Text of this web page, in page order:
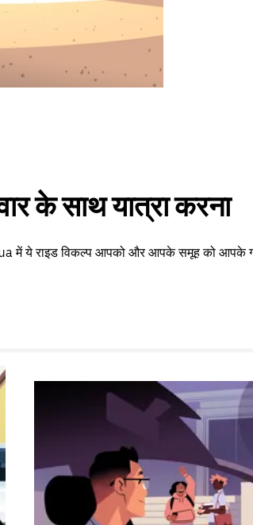
के साथ यात्रा करना
में ये राइड विकल्प आपको और आपके समूह को आपके